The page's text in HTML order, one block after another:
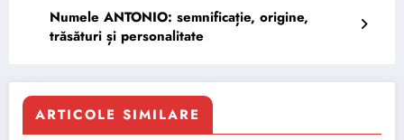
Numele ANTONIO: semnificație, origine,
trăsături și personalitate
ARTICOLE SIMILARE